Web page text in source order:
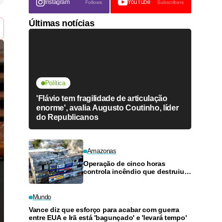
Instagram Follows YouTube Subscribers
Últimas notícias
Política
'Flávio tem fragilidade de articulação
enorme', avalia Augusto Coutinho, líder
do Republicanos
Amazonas
Operação de cinco horas
controla incêndio que destruiu
Mundo
Vance diz que esforço para acabar com guerra
entre EUA e Irã está 'bagunçado' e 'levará tempo'